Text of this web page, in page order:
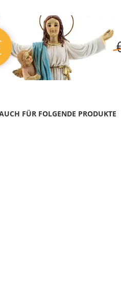
FÜR FOLGENDE PRODUKTE